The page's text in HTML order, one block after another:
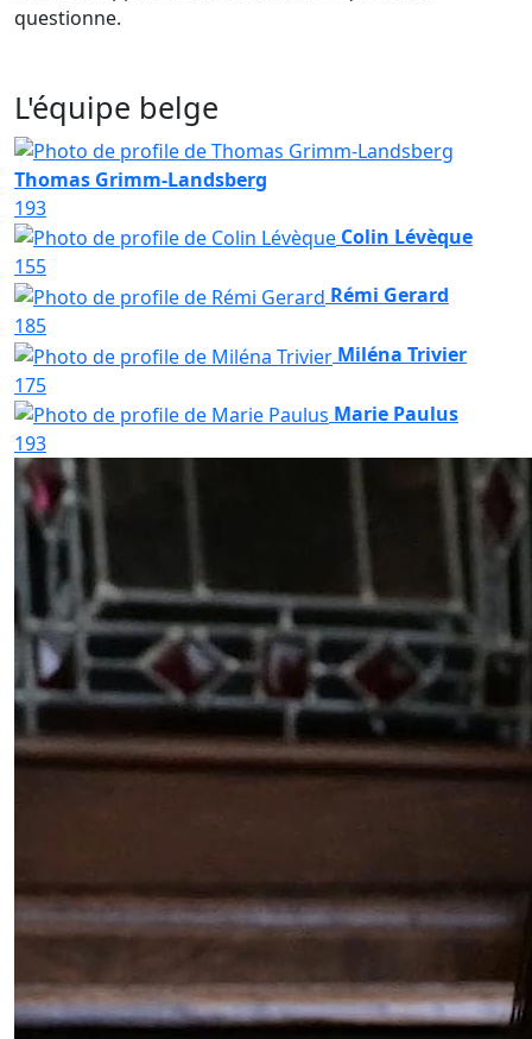
questionne.
L'équipe belge
Thomas Grimm-Landsberg
193
Colin Lévèque
155
Rémi Gerard
185
Miléna Trivier
175
Marie Paulus
193